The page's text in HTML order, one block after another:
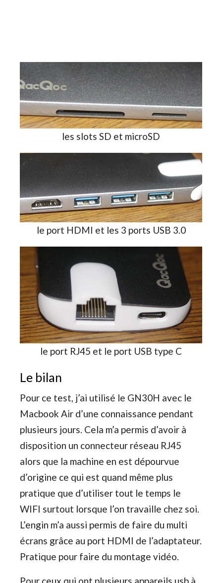
les slots SD et microSD
le port HDMI et les 3 ports USB 3.0
le port RJ45 et le port USB type C
Le bilan
Pour ce test, j’ai utilisé le GN30H avec le
Macbook Air d’une connaissance pendant
plusieurs jours. Cela m’a permis d’avoir à
disposition un connecteur réseau RJ45
alors que la machine en est dépourvue
d’origine ce qui est quand même plus
pratique que d’utiliser tout le temps le
WIFI surtout lorsque l’on travaille chez soi.
L’engin m’a aussi permis de faire du multi
écrans grâce au port HDMI de l’adaptateur.
Pratique pour faire du montage vidéo.